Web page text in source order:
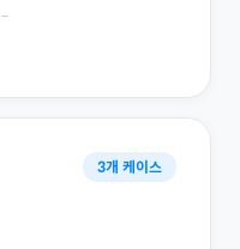
...
3개 케이스